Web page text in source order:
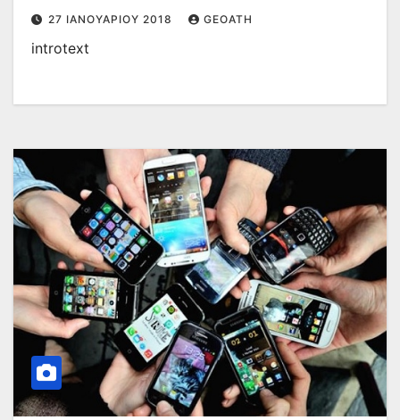
27 ΙΑΝΟΥΑΡΊΟΥ 2018 GEOATH
introtext